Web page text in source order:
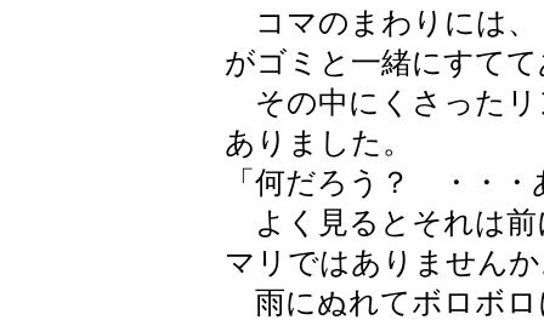
コマのまわりには、
がゴミと一緒にすて
その中にくさったリ
ありました。
「何だろう？ ・・・
よく見るとそれは前
マリではありません
雨にぬれてボロボロ